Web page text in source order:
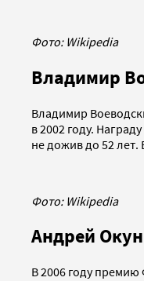
Фото: Wikipedia
Владимир
Владимир
в 2002 году.
не дожив до 52
Фото: Wikipedia
Андрей
В 2006 году